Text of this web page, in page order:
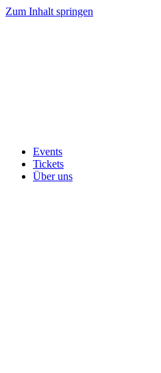
Zum Inhalt springen
Events
Tickets
Über uns